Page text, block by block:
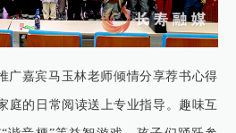
广嘉宾马玉林老师倾情分享荐书心得
庭的日常阅读送上专业指导。趣味互